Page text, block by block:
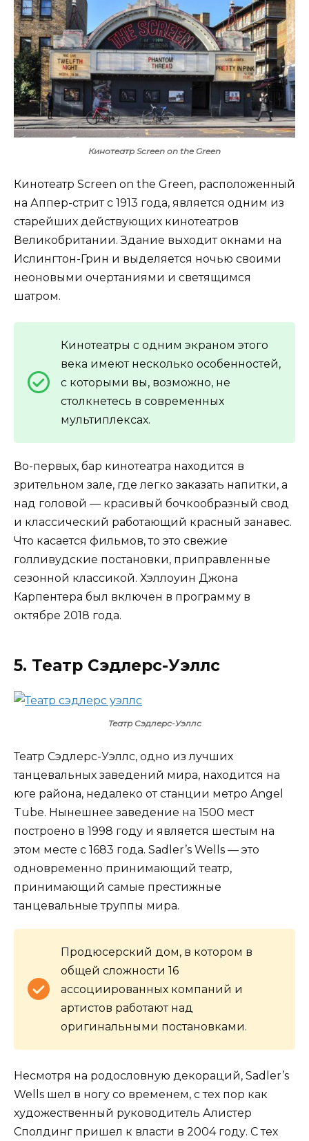
Кинотеатр Screen on the Green
Кинотеатр Screen on the Green, расположенный
на Аппер-стрит с 1913 года, является одним из
старейших действующих кинотеатров
Великобритании. Здание выходит окнами на
Ислингтон-Грин и выделяется ночью своими
неоновыми очертаниями и светящимся
шатром.
Кинотеатры с одним экраном этого
века имеют несколько особенностей,
с которыми вы, возможно, не
столкнетесь в современных
мультиплексах.
Во-первых, бар кинотеатра находится в
зрительном зале, где легко заказать напитки, а
над головой — красивый бочкообразный свод
и классический работающий красный занавес.
Что касается фильмов, то это свежие
голливудские постановки, приправленные
сезонной классикой. Хэллоуин Джона
Карпентера был включен в программу в
октябре 2018 года.
5. Театр Сэдлерс-Уэллс
Театр Сэдлерс-Уэллс
Театр Сэдлерс-Уэллс, одно из лучших
танцевальных заведений мира, находится на
юге района, недалеко от станции метро Angel
Tube. Нынешнее заведение на 1500 мест
построено в 1998 году и является шестым на
этом месте с 1683 года. Sadler’s Wells — это
одновременно принимающий театр,
принимающий самые престижные
танцевальные труппы мира.
Продюсерский дом, в котором в
общей сложности 16
ассоциированных компаний и
артистов работают над
оригинальными постановками.
Несмотря на родословную декораций, Sadler’s
Wells шел в ногу со временем, с тех пор как
художественный руководитель Алистер
Сполдинг пришел к власти в 2004 году. С тех